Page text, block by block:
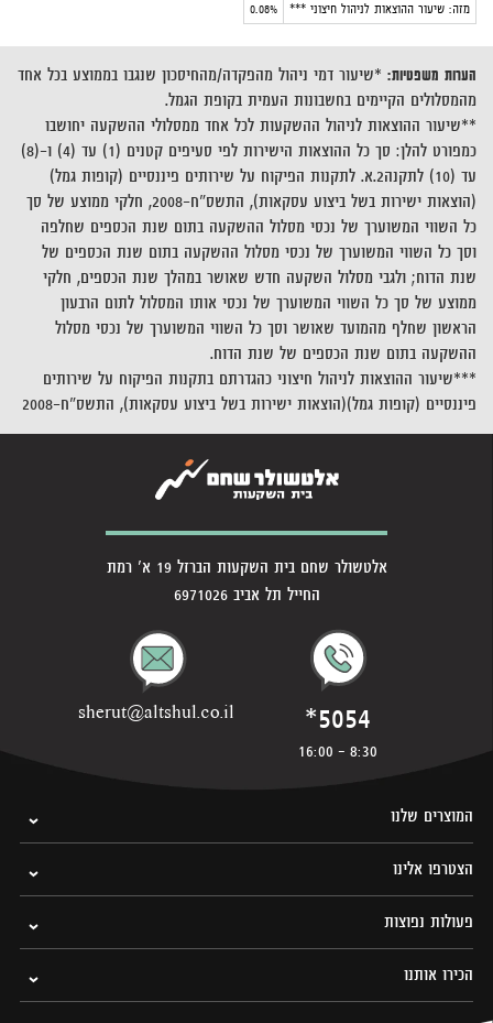
מזה: שיעור ההוצאות לניהול חיצוני ***
0.08%
הערות משפטיות: *שיעור דמי ניהול מהפקדה/מהחיסכון שנגבו בממוצע בכל אחד
מהמסלולים הקיימים בחשבונות העמית בקופת הגמל.
**שיעור ההוצאות לניהול ההשקעות לכל אחד ממסלולי ההשקעה יחושבו
כמפורט להלן: סך כל ההוצאות הישירות לפי סעיפים קטנים (1) עד (4) ו-(8)
עד (10) לתקנה2.א. לתקנות הפיקוח על שירותים פיננסיים (קופות גמל)
(הוצאות ישירות בשל ביצוע עסקאות), התשס"ח-2008, חלקי ממוצע של סך
כל השווי המשוערך של נכסי מסלול ההשקעה בתום שנת הכספים שחלפה
וסך כל השווי המשוערך של נכסי מסלול ההשקעה בתום שנת הכספים של
שנת הדוח; ולגבי מסלול השקעה חדש שאושר במהלך שנת הכספים, חלקי
ממוצע של סך כל השווי המשוערך של נכסי אותו המסלול לתום הרבעון
הראשון שחלף מהמועד שאושר וסך כל השווי המשוערך של נכסי מסלול
ההשקעה בתום שנת הכספים של שנת הדוח.
***שיעור ההוצאות לניהול חיצוני כהגדרתם בתקנות הפיקוח על שירותים
פיננסיים (קופות גמל)(הוצאות ישירות בשל ביצוע עסקאות), התשס"ח-2008
אלטשולר שחם בית השקעות הברזל 19 א' רמת
החייל תל אביב 6971026
*5054
8:30 - 16:00
sherut@altshul.co.il
המוצרים שלנו
הצטרפו אלינו
פעולות נפוצות
הכירו אותנו